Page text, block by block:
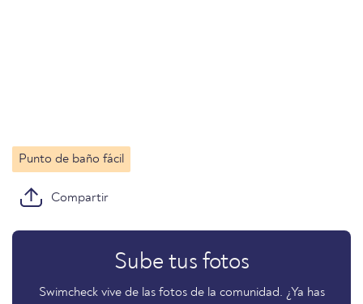
Punto de baño fácil
Compartir
Sube tus fotos
Swimcheck vive de las fotos de la comunidad. ¿Ya has